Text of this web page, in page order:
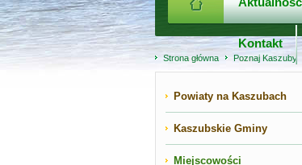
Kontakt
Strona główna Poznaj Kaszuby
Powiaty na Kaszubach
Kaszubskie Gminy
Miejscowości